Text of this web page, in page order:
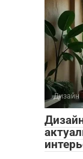
Дизайн